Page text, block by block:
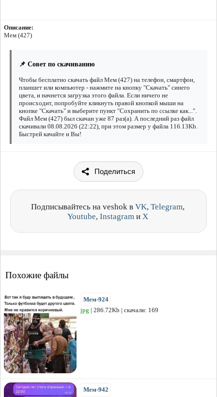
Описание:
Мем (427)
📌 Совет по скачиванию
Чтобы бесплатно скачать файл Мем (427) на телефон, смартфон,
планшет или компьютер - нажмите на кнопку "Скачать" синего
цвета, и начнется загрузка этого файла. Если ничего не
происходит, попробуйте кликнуть правой кнопкой мыши на
кнопке "Скачать" и выберите пункт "Сохранить по ссылке как...".
Файл Мем (427) был скачан уже 87 раз(а). А последний раз файл
скачивали 08.08.2026 (22:22), при этом размер у файла 116.13Kb.
Быстрей качайте и Вы!
Поделиться
Подписывайтесь на veshok в VK, Telegram,
Youtube, Instagram и X
Похожие файлы
Мем-924
jpg | 286.72Kb | скачали: 169
Мем-942